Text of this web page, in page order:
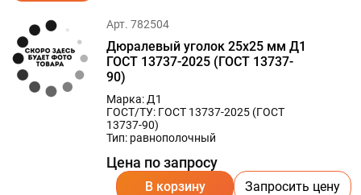
Арт. 782504
Дюралевый уголок 25х25 мм Д1
ГОСТ 13737-2025 (ГОСТ 13737-
90)
Марка: Д1
ГОСТ/ТУ: ГОСТ 13737-2025 (ГОСТ
13737-90)
Тип: равнополочный
Цена по запросу
В корзину Запросить цену